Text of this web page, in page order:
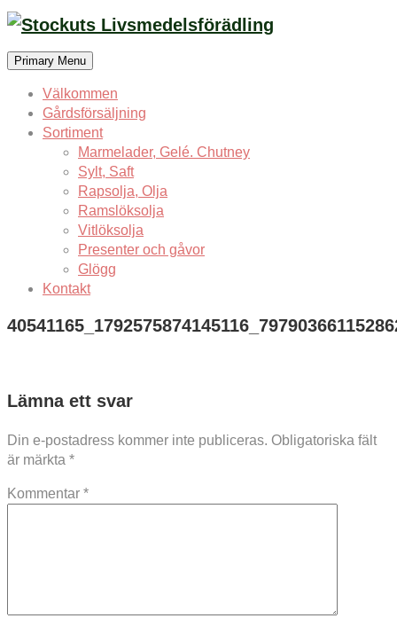
Skip
content
Primary Menu
Välkommen
Gårdsförsäljning
Sortiment
Marmelader, Gelé. Chutney
Sylt, Saft
Rapsolja, Olja
Ramslöksolja
Vitlöksolja
Presenter och gåvor
Glögg
Kontakt
Lämna ett svar
Din e-postadress kommer inte publiceras. Obligatoriska fält
är märkta *
Kommentar *